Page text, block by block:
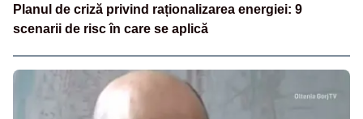
Planul de criză privind raționalizarea energiei: 9
scenarii de risc în care se aplică